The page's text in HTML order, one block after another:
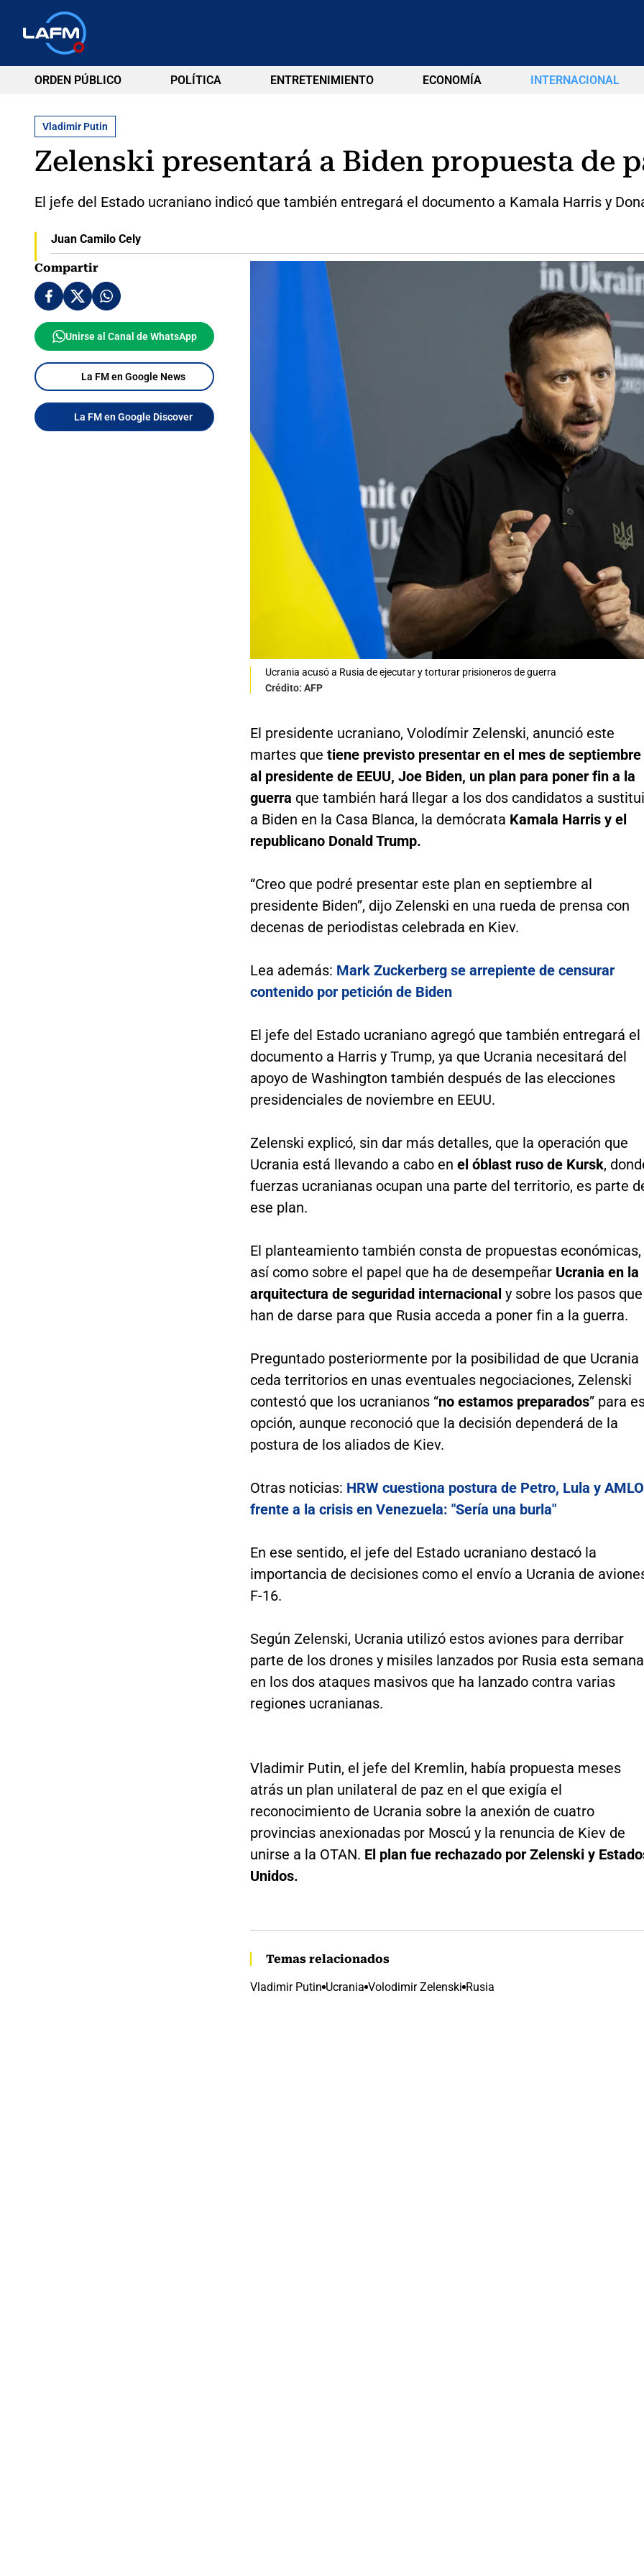
ORDEN PÚBLICO POLÍTICA ENTRETENIMIENTO ECONOMÍA INTERNACIONAL
Vladimir Putin
Zelenski presentará a Biden propuesta de
El jefe del Estado ucraniano indicó que también entregará el documento a Kamala Harris y
Juan Camilo Cely
Compartir
Unirse al Canal de WhatsApp
La FM en Google News
La FM en Google Discover
Ucrania acusó a Rusia de ejecutar y torturar prisioneros de guerra
Crédito: AFP
El presidente ucraniano, Volodímir Zelenski, anunció este
martes que tiene previsto presentar en el mes de septiembre
al presidente de EEUU, Joe Biden, un plan para poner fin a la
guerra que también hará llegar a los dos candidatos a
a Biden en la Casa Blanca, la demócrata Kamala Harris y el
republicano Donald Trump.
“Creo que podré presentar este plan en septiembre al
presidente Biden”, dijo Zelenski en una rueda de prensa con
decenas de periodistas celebrada en Kiev.
Lea además: Mark Zuckerberg se arrepiente de censurar
contenido por petición de Biden
El jefe del Estado ucraniano agregó que también entregará el
documento a Harris y Trump, ya que Ucrania necesitará del
apoyo de Washington también después de las elecciones
presidenciales de noviembre en EEUU.
Zelenski explicó, sin dar más detalles, que la operación que
Ucrania está llevando a cabo en el óblast ruso de Kursk,
fuerzas ucranianas ocupan una parte del territorio, es parte
ese plan.
El planteamiento también consta de propuestas económicas,
así como sobre el papel que ha de desempeñar Ucrania en la
arquitectura de seguridad internacional y sobre los pasos que
han de darse para que Rusia acceda a poner fin a la guerra.
Preguntado posteriormente por la posibilidad de que Ucrania
ceda territorios en unas eventuales negociaciones, Zelenski
contestó que los ucranianos “no estamos preparados” para
opción, aunque reconoció que la decisión dependerá de la
postura de los aliados de Kiev.
Otras noticias: HRW cuestiona postura de Petro, Lula y AMLO
frente a la crisis en Venezuela: "Sería una burla"
En ese sentido, el jefe del Estado ucraniano destacó la
importancia de decisiones como el envío a Ucrania de
F-16.
Según Zelenski, Ucrania utilizó estos aviones para derribar
parte de los drones y misiles lanzados por Rusia esta semana
en los dos ataques masivos que ha lanzado contra varias
regiones ucranianas.
Vladimir Putin, el jefe del Kremlin, había propuesta meses
atrás un plan unilateral de paz en el que exigía el
reconocimiento de Ucrania sobre la anexión de cuatro
provincias anexionadas por Moscú y la renuncia de Kiev de
unirse a la OTAN. El plan fue rechazado por Zelenski y
Unidos.
Temas relacionados
Vladimir Putin Ucrania Volodimir Zelenski Rusia